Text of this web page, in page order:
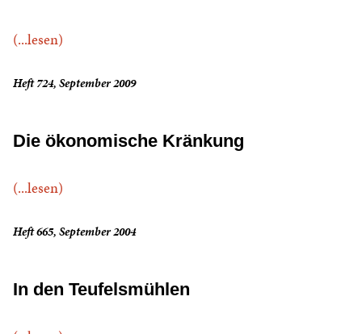
(...lesen)
Heft 724, September 2009
Die ökonomische Kränkung
(...lesen)
Heft 665, September 2004
In den Teufelsmühlen